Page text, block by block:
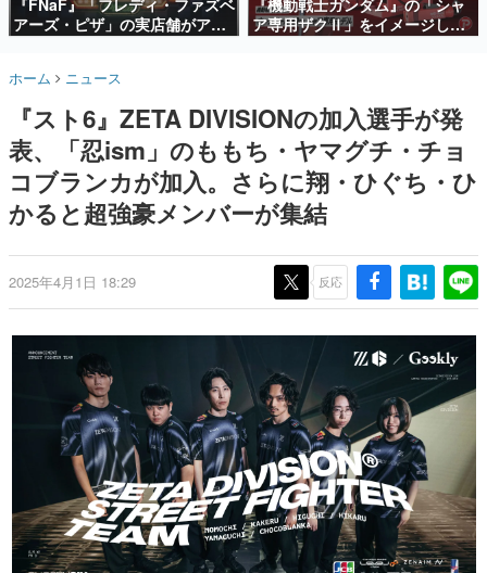
ど。多くの人々に読まれた、電ファミ渾身の“殿堂入り”記
事をまとめました。
名作ゲームクリエイターの方々に製作時のエピソードをお
きます。
赫本
この物語を解いてはいけない。『赫本』は、〈試験問題〉
の形をした短編ホラー小説集です。
これからのデジタルゲーム市場を担う若きクリエイター達
の姿を追い、彼らのルーツと情熱を探っていきます。
ゲームに多大な影響を受けた作家さんに取材し、ゲームが
日本のコンテンツ産業やカルチャーに与えた影響を探る企
日本モバイルゲーム産業史
日本のモバイルゲーム史における主要なトピック・タイト
ルを網羅するほか、開発者へのインタビューや識者による
解説を掲載。約20年の歴史が一望できる決定版！
若ゲのいたり〜ゲームクリエイターの青春〜
『うつヌケ』『ペンと箸』等で知られるマンガ家・田中圭
一先生によるゲーム業界レポートマンガです。
アーズ・ピザ」の実店舗がアメ
リカの商業施設「American
ScottGamesとの共同開発、食
没入型のホラー体験も楽しめる
ア専用ザクⅡ」をイメージした
散水ホースリールが予約開始。
ム、型式番号などを配置
ホーム ニュース
『スト6』ZETA DIVISIONの加入選手が発
表、「忍ism」のももち・ヤマグチ・チョ
コブランカが加入。さらに翔・ひぐち・ひ
かると超強豪メンバーが集結
2025年4月1日 18:29 反応